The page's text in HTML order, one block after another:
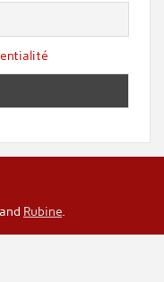
and Rubine